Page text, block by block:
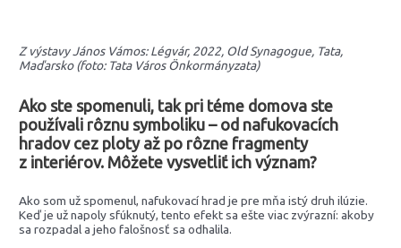
Z výstavy János Vámos: Légvár, 2022, Old Synagogue, Tata,
Maďarsko (foto: Tata Város Önkormányzata)
Ako ste spomenuli, tak pri téme domova ste
používali rôznu symboliku – od nafukovacích
hradov cez ploty až po rôzne fragmenty
z interiérov. Môžete vysvetliť ich význam?
Ako som už spomenul, nafukovací hrad je pre mňa istý druh ilúzie.
Keď je už napoly sfúknutý, tento efekt sa ešte viac zvýrazní: akoby
sa rozpadal a jeho falošnosť sa odhalila.